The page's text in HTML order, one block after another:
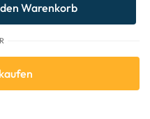
Warenkorb